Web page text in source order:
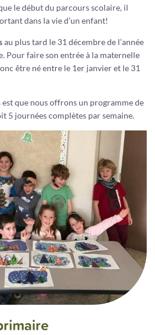
le début du parcours scolaire, il
dans la vie d’un enfant!
au plus tard le 31 décembre de l’année
Pour faire son entrée à la maternelle
être né entre le 1er janvier et le 31
est que nous offrons un programme de
5 journées complètes par semaine.